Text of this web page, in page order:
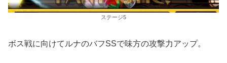
ステージ5
ボス戦に向けてルナのバフSSで味方の攻撃力アップ。